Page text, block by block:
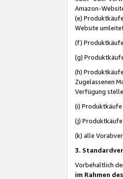
Amazon-
(e)
Website
(f)
(g)
(h)
Zugelassenen
Verfügung
(i) Produktkäufe
(j) Produktkäufe
(k) alle
3.
Vorbehaltlich
im Rahmen